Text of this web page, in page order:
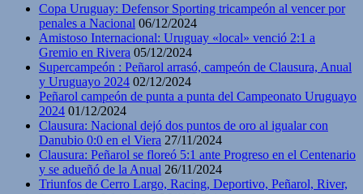
Copa Uruguay: Defensor Sporting tricampeón al vencer por
penales a Nacional 06/12/2024
Amistoso Internacional: Uruguay «local» venció 2:1 a
Gremio en Rivera 05/12/2024
Supercampeón : Peñarol arrasó, campeón de Clausura, Anual
y Uruguayo 2024 02/12/2024
Peñarol campeón de punta a punta del Campeonato Uruguayo
2024 01/12/2024
Clausura: Nacional dejó dos puntos de oro al igualar con
Danubio 0:0 en el Viera 27/11/2024
Clausura: Peñarol se floreó 5:1 ante Progreso en el Centenario
y se adueñó de la Anual 26/11/2024
Triunfos de Cerro Largo, Racing, Deportivo, Peñarol, River,